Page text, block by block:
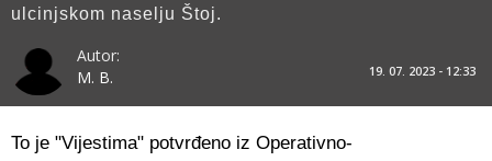
ulcinjskom naselju Štoj.
Autor:
M. B.
19. 07. 2023 - 12:33
To je "Vijestima" potvrđeno iz Operativno-